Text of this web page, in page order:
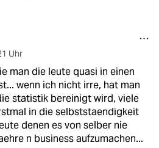
Uhr
man die leute quasi in einen
wenn ich nicht irre, hat man
statistik bereinigt wird, viele
in die selbststaendigkeit
denen es von selber nie
n business aufzumachen...